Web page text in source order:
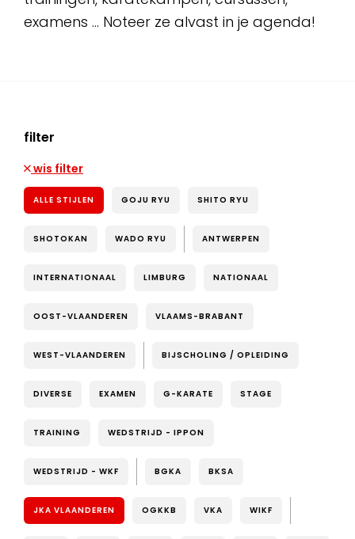
examens … Noteer ze alvast in je agenda!
filter
wis filter
ALLE STIJLEN GOJU RYU SHITO RYU
SHOTOKAN WADO RYU ANTWERPEN
INTERNATIONAAL LIMBURG NATIONAAL
OOST-VLAANDEREN VLAAMS-BRABANT
WEST-VLAANDEREN BIJSCHOLING / OPLEIDING
DIVERSE EXAMEN G-KARATE STAGE
TRAINING WEDSTRIJD - IPPON
WEDSTRIJD - WKF BGKA BKSA
JKA VLAANDEREN OGKKB VKA WIKF